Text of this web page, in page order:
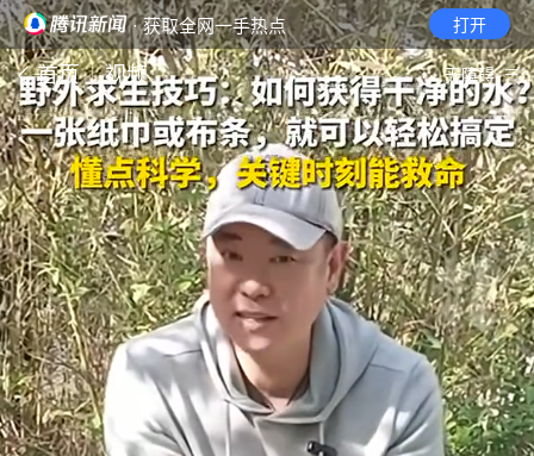
· 获取全网一手热点 打开
首页 视频 无障碍